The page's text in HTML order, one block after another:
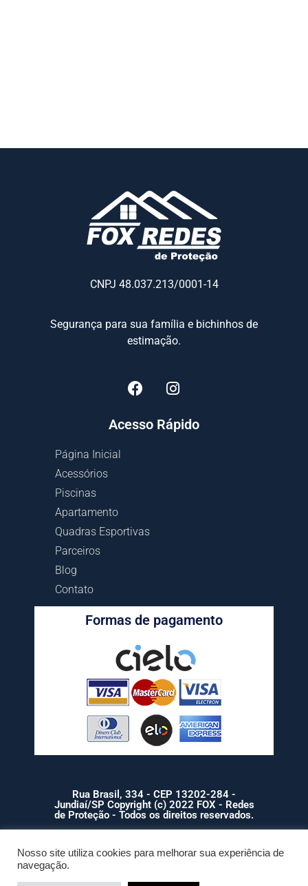
CNPJ 48.037.213/0001-14
Segurança para sua família e bichinhos de
estimação.
Acesso Rápido
Página Inicial
Acessórios
Piscinas
Apartamento
Quadras Esportivas
Parceiros
Blog
Contato
Formas de pagamento
Rua Brasil, 334 - CEP 13202-284 -
Jundiaí/SP Copyright (c) 2022 FOX - Redes
de Proteção - Todos os direitos reservados.
Nosso site utiliza cookies para melhorar sua experiência de
navegação.